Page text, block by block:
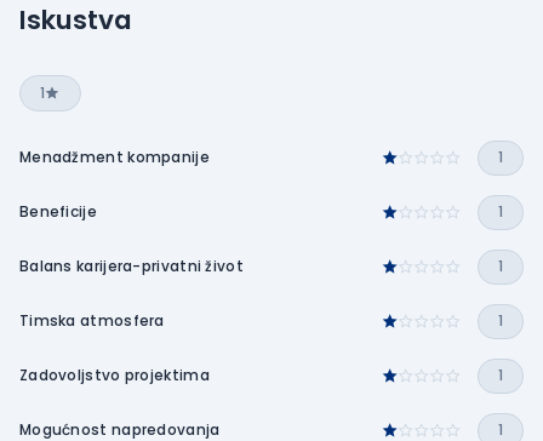
Iskustva
1
Menadžment kompanije 1
Beneficije 1
Balans karijera-privatni život 1
Timska atmosfera 1
Zadovoljstvo projektima 1
Mogućnost napredovanja 1